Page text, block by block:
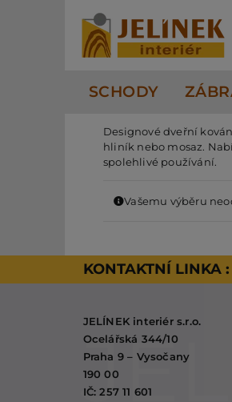
SCHODY
Designové dveřní
hliník nebo mosaz.
spolehlivé používání.
Vašemu výběru
KONTAKTNÍ LINKA :
JELÍNEK interiér s.r.o.
Ocelářská 344/10
Praha 9 – Vysočany
190 00
IČ: 257 11 601